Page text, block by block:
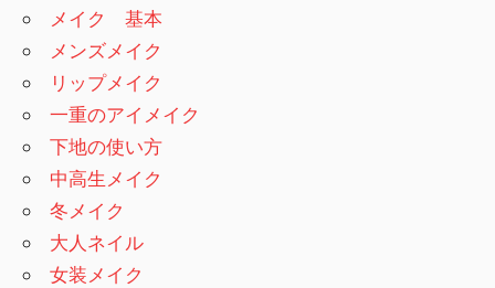
メイク 基本
メンズメイク
リップメイク
一重のアイメイク
下地の使い方
中高生メイク
冬メイク
大人ネイル
女装メイク